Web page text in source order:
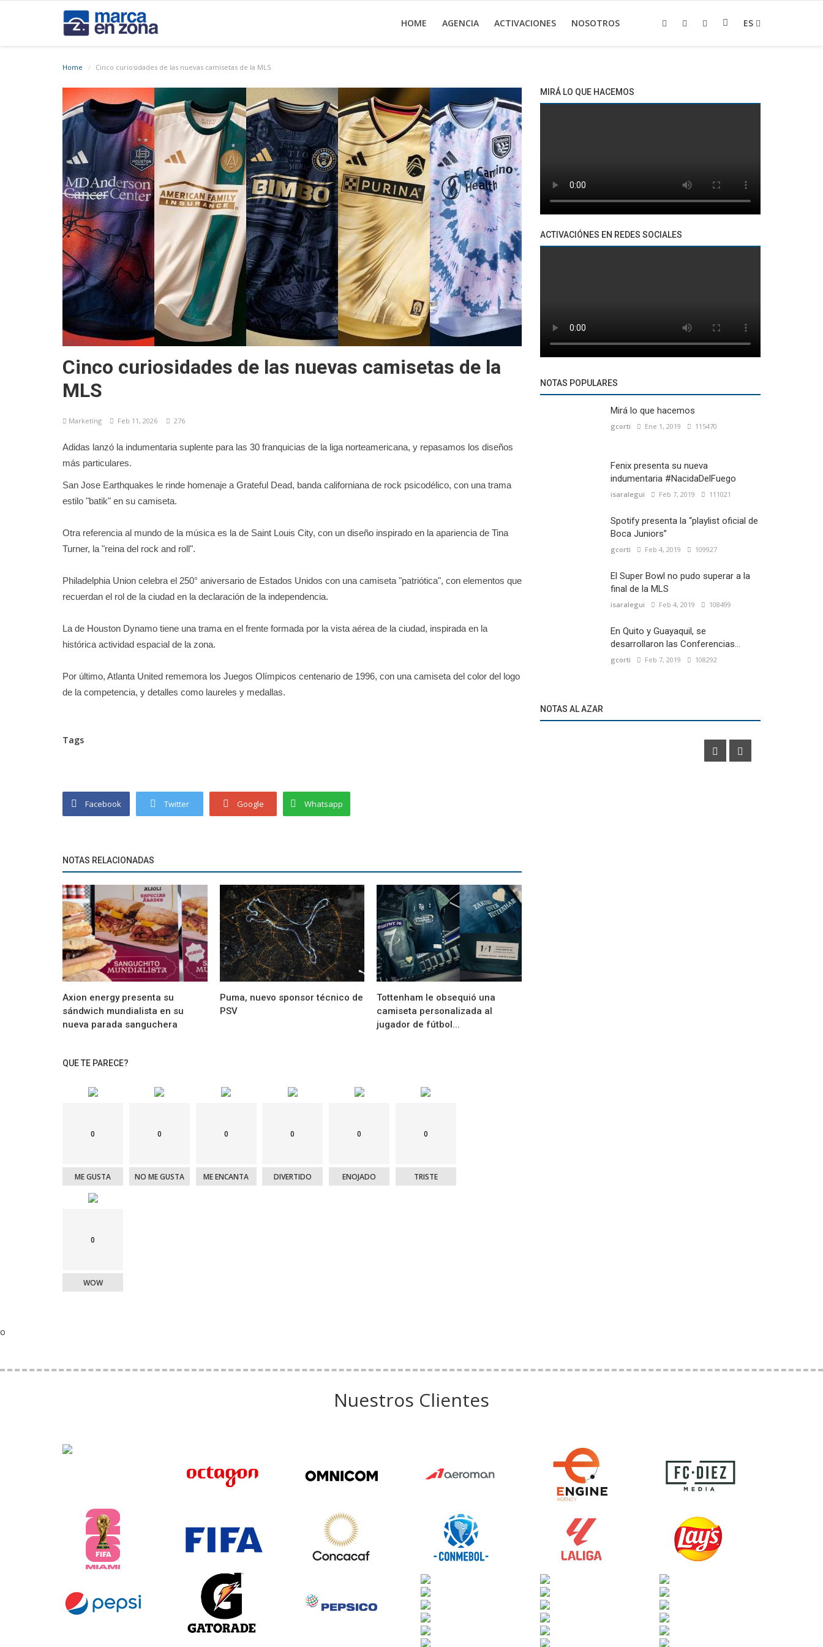
HOME AGENCIA ACTIVACIONES NOSOTROS ES
Home Cinco curiosidades de las nuevas camisetas de la MLS
Cinco curiosidades de las nuevas camisetas de la
MLS
Marketíng Feb 11, 2026 276
Adidas lanzó la indumentaria suplente para las 30 franquicias de la liga norteamericana, y repasamos los diseños
más particulares.
San Jose Earthquakes le rinde homenaje a Grateful Dead, banda californiana de rock psicodélico, con una trama
estilo "batik" en su camiseta.
Otra referencia al mundo de la música es la de Saint Louis City, con un diseño inspirado en la apariencia de Tina
Turner, la "reina del rock and roll".
Philadelphia Union celebra el 250° aniversario de Estados Unidos con una camiseta "patriótica", con elementos que
recuerdan el rol de la ciudad en la declaración de la independencia.
La de Houston Dynamo tiene una trama en el frente formada por la vista aérea de la ciudad, inspirada en la
histórica actividad espacial de la zona.
Por último, Atlanta United rememora los Juegos Olímpicos centenario de 1996, con una camiseta del color del logo
de la competencia, y detalles como laureles y medallas.
Tags
Facebook Twitter Google Whatsapp
NOTAS RELACIONADAS
Axion energy presenta su
sándwich mundialista en su
nueva parada sanguchera
Puma, nuevo sponsor técnico de
PSV
Tottenham le obsequió una
camiseta personalizada al
jugador de fútbol...
QUE TE PARECE?
0
ME GUSTA
0
NO ME GUSTA
0
ME ENCANTA
0
DIVERTIDO
0
ENOJADO
0
TRISTE
0
WOW
MIRÁ LO QUE HACEMOS
ACTIVACIÓNES EN REDES SOCIALES
NOTAS POPULARES
Mirá lo que hacemos
gcorti Ene 1, 2019 115470
Fenix presenta su nueva
indumentaria #NacidaDelFuego
isaralegui Feb 7, 2019 111021
Spotify presenta la “playlist oficial de
Boca Juniors”
gcorti Feb 4, 2019 109927
El Super Bowl no pudo superar a la
final de la MLS
isaralegui Feb 4, 2019 108499
En Quito y Guayaquil, se
desarrollaron las Conferencias...
gcorti Feb 7, 2019 108292
NOTAS AL AZAR
Marketíng
Activaciones
Brasil
o
Nuestros Clientes